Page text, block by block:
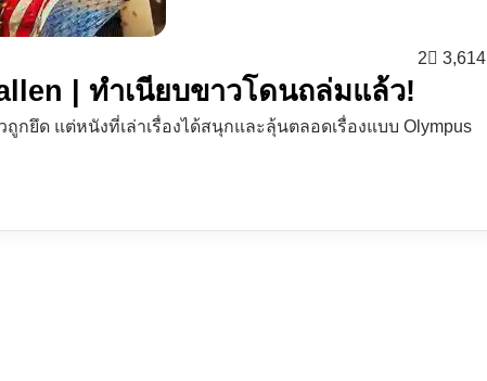
2 3,614
| ทำเนียบขาวโดนถล่มแล้ว!
กยึด แต่หนังที่เล่าเรื่องได้สนุกและลุ้นตลอดเรื่องแบบ Olympus